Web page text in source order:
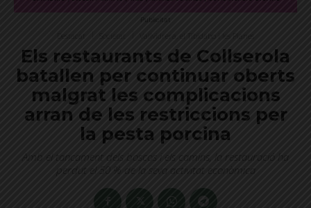
Publicitat
Els restaurants de Collserola
batallen per continuar oberts
malgrat les complicacions
arran de les restriccions per
la pesta porcina
Amb el tancament dels boscos i els camins, la restauració ha
perdut el 50 % de la seva activitat econòmica